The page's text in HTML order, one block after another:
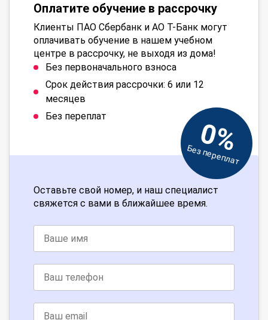
Оплатите обучение в рассрочку
Клиенты ПАО Сбербанк и АО Т-Банк могут
оплачивать обучение в нашем учебном
центре в рассрочку, не выходя из дома!
Без первоначального взноса
Срок действия рассрочки: 6 или 12
месяцев
Без переплат
0%
Без переплат
Оставьте свой номер, и наш специалист
свяжется с вами в ближайшее время.